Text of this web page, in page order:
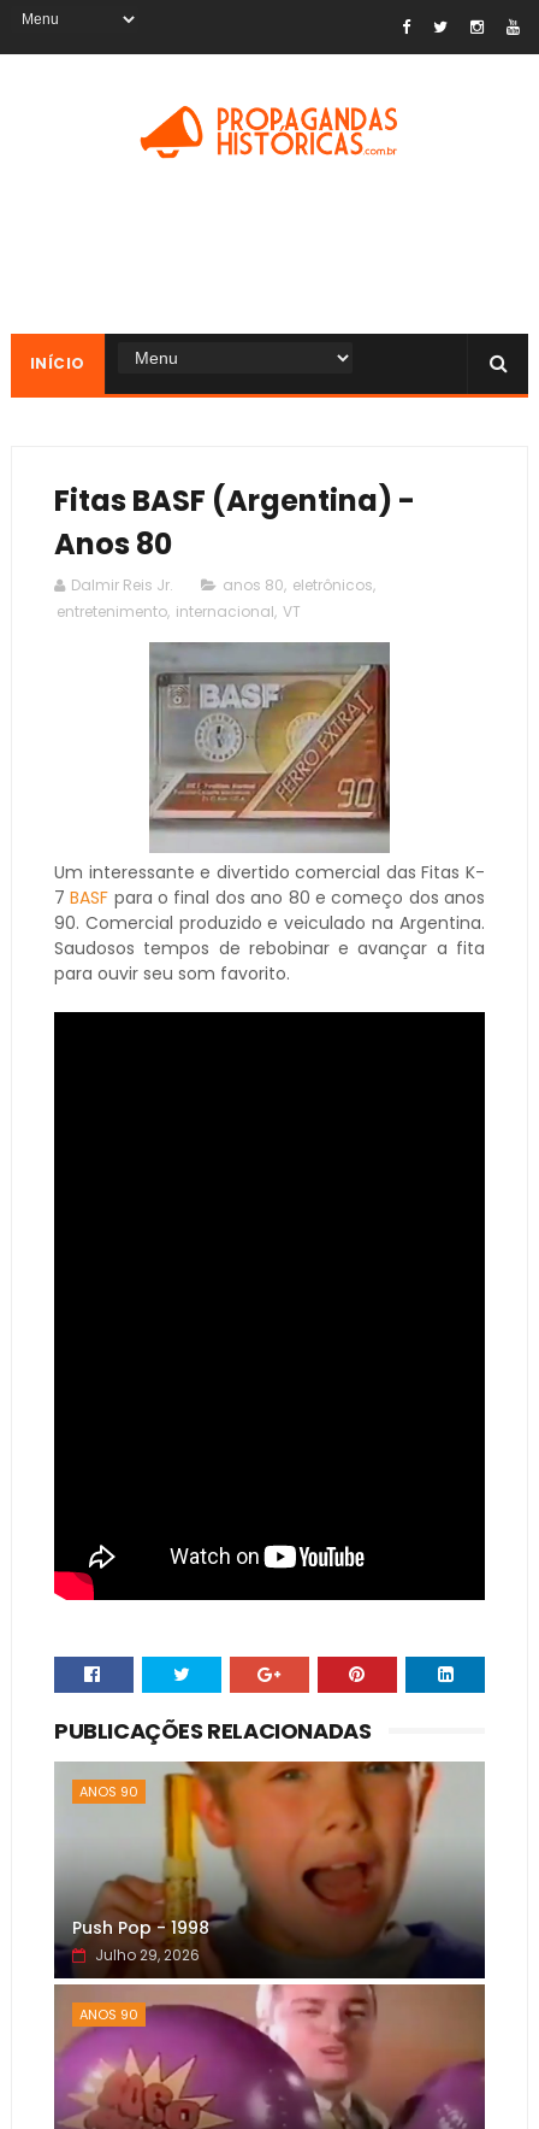
INÍCIO
Fitas BASF (Argentina) -
Anos 80
Dalmir Reis Jr. anos 80, eletrônicos,
entretenimento, internacional, VT
Um interessante e divertido comercial das Fitas K-
7BASF para o final dos ano 80 e começo dos anos
90. Comercial produzido e veiculado na Argentina.
Saudosos tempos de rebobinar e avançar a fita
para ouvir seu som favorito.
PUBLICAÇÕES RELACIONADAS
ANOS 90
Push Pop - 1998
Julho 29, 2026
ANOS 90